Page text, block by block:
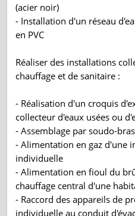
(acier noir)
- Installation d'un réseau
en PVC
Réaliser des installations
chauffage et de sanitaire :
- Réalisation d'un croquis
collecteur d'eaux usées ou
- Assemblage par soudo-
- Alimentation en gaz d'une
individuelle
- Alimentation en fioul du
chauffage central d'une
- Raccord des appareils de
individuelle au conduit